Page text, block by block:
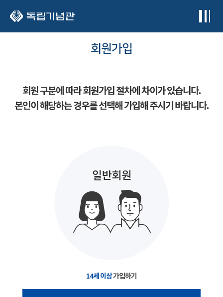
회원가입
회원 구분에 따라 회원가입 절차에 차이가 있습니다.
본인이 해당하는 경우를 선택해 가입해 주시기 바랍니다.
14세 이상가입하기